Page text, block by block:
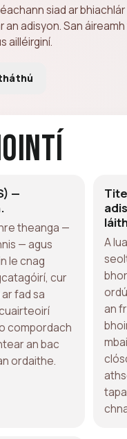
siad ar bhiachlár
adisyon. San
ailléirginí.
—
theanga —
— agus
le cnag
cur
fad sa
compordach
an bac
ordaithe.
A
an